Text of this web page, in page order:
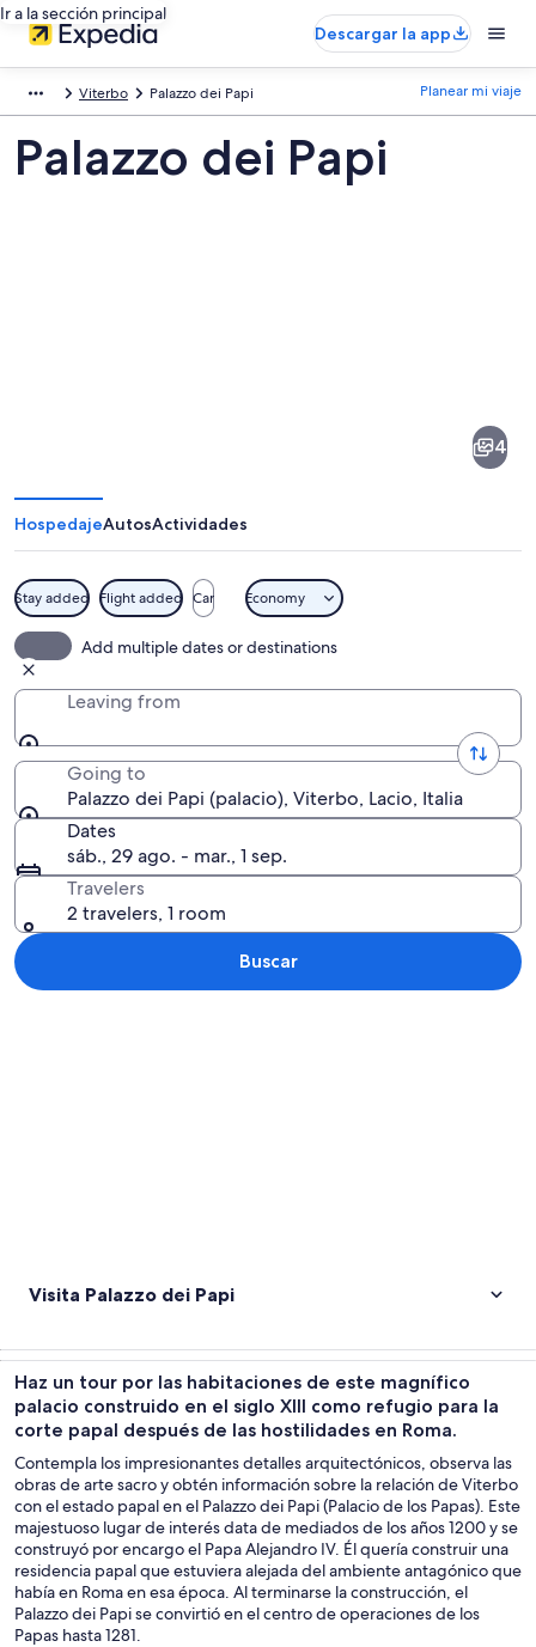
Ir a la sección principal
Descargar la app
Viterbo Palazzo dei Papi Planear mi viaje
Palazzo dei Papi
Papi
4
HospedajeAutosActividades
Stay added Flight added Car Economy
Add multiple dates or destinations
Leaving from
Going to
Palazzo dei Papi (palacio), Viterbo, Lacio, Italia
Dates
sáb., 29 ago. - mar., 1 sep.
Travelers
2 travelers, 1 room
Buscar
Visita Palazzo dei Papi
Haz un tour por las habitaciones de este magnífico
palacio construido en el siglo XIII como refugio para la
corte papal después de las hostilidades en Roma.
Contempla los impresionantes detalles arquitectónicos, observa las
obras de arte sacro y obtén información sobre la relación de Viterbo
con el estado papal en el Palazzo dei Papi (Palacio de los Papas). Este
majestuoso lugar de interés data de mediados de los años 1200 y se
construyó por encargo el Papa Alejandro IV. Él quería construir una
residencia papal que estuviera alejada del ambiente antagónico que
había en Roma en esa época. Al terminarse la construcción, el
Palazzo dei Papi se convirtió en el centro de operaciones de los
Papas hasta 1281.